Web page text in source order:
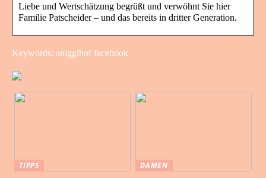
Liebe und Wertschätzung begrüßt und verwöhnt Sie hier
Familie Patscheider – und das bereits in dritter Generation.
Keywords: anigglhof facebook
TIPPS
DAMEN